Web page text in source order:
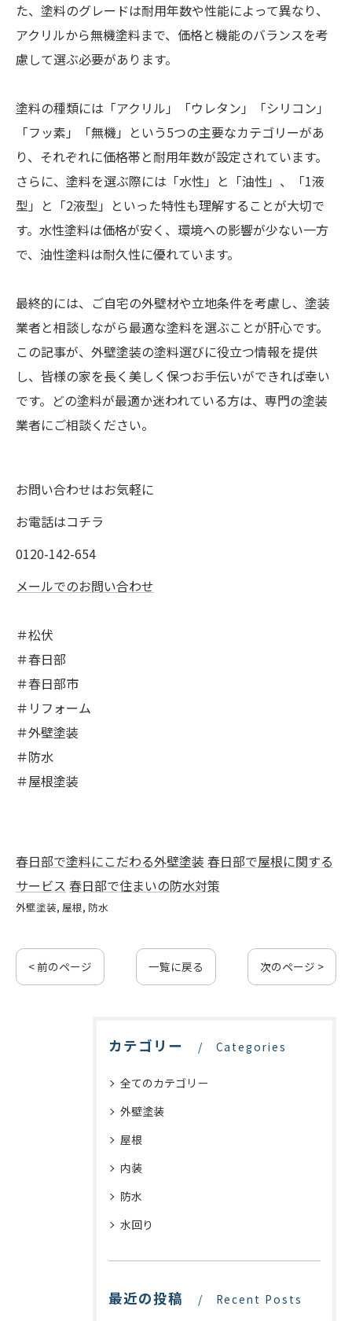
た、塗料のグレードは耐用年数や性能によって異なり、
アクリルから無機塗料まで、価格と機能のバランスを考
慮して選ぶ必要があります。
塗料の種類には「アクリル」「ウレタン」「シリコン」
「フッ素」「無機」という5つの主要なカテゴリーがあ
り、それぞれに価格帯と耐用年数が設定されています。
さらに、塗料を選ぶ際には「水性」と「油性」、「1液
型」と「2液型」といった特性も理解することが大切で
す。水性塗料は価格が安く、環境への影響が少ない一方
で、油性塗料は耐久性に優れています。
最終的には、ご自宅の外壁材や立地条件を考慮し、塗装
業者と相談しながら最適な塗料を選ぶことが肝心です。
この記事が、外壁塗装の塗料選びに役立つ情報を提供
し、皆様の家を長く美しく保つお手伝いができれば幸い
です。どの塗料が最適か迷われている方は、専門の塗装
業者にご相談ください。
お問い合わせはお気軽に
お電話はコチラ
0120-142-654
メールでのお問い合わせ
＃松伏
＃春日部
＃春日部市
＃リフォーム
＃外壁塗装
＃防水
＃屋根塗装
春日部で塗料にこだわる外壁塗装 春日部で屋根に関する
サービス 春日部で住まいの防水対策
外壁塗装 屋根 防水
< 前のページ 一覧に戻る 次のページ >
カテゴリー Categories
全てのカテゴリー
外壁塗装
屋根
内装
防水
水回り
最近の投稿 Recent Posts